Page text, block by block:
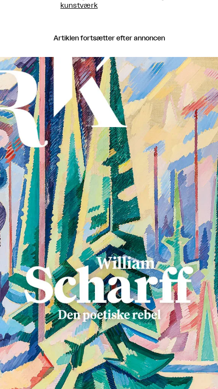
kunstværk
Artiklen fortsætter efter annoncen